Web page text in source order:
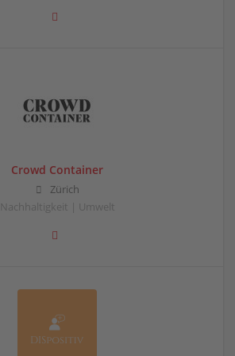
Crowd Container
Zürich
Nachhaltigkeit | Umwelt